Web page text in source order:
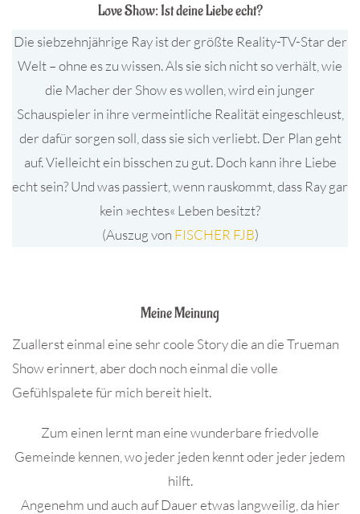
Love Show: Ist deine Liebe echt?
Die siebzehnjährige Ray ist der größte Reality-TV-Star der
Welt – ohne es zu wissen. Als sie sich nicht so verhält, wie
die Macher der Show es wollen, wird ein junger
Schauspieler in ihre vermeintliche Realität eingeschleust,
der dafür sorgen soll, dass sie sich verliebt. Der Plan geht
auf. Vielleicht ein bisschen zu gut. Doch kann ihre Liebe
echt sein? Und was passiert, wenn rauskommt, dass Ray gar
kein »echtes« Leben besitzt?
(Auszug von FISCHER FJB)
Meine Meinung
Zuallerst einmal eine sehr coole Story die an die Trueman
Show erinnert, aber doch noch einmal die volle
Gefühlspalete für mich bereit hielt.
Zum einen lernt man eine wunderbare friedvolle
Gemeinde kennen, wo jeder jeden kennt oder jeder jedem
hilft.
Angenehm und auch auf Dauer etwas langweilig, da hier